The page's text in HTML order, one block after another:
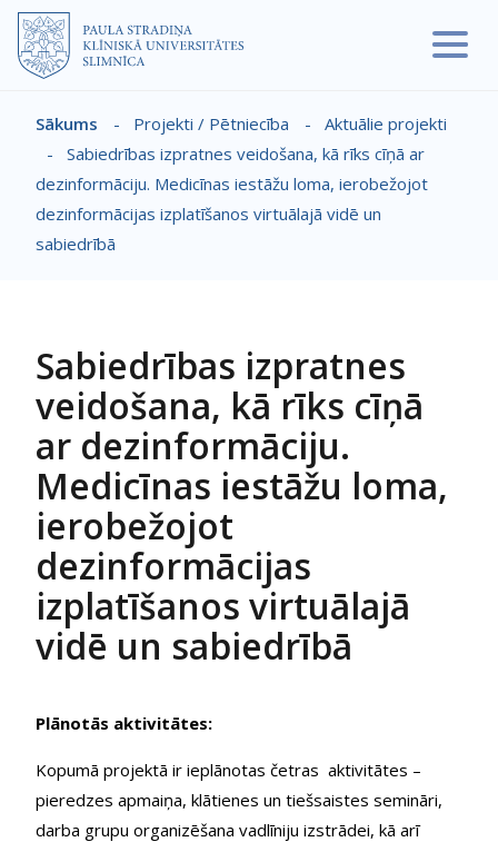
Pārlekt uz galveno saturu
Atpakaļceļš
Sākums - Projekti / Pētniecība -
Aktuālie projekti
-
Sabiedrības izpratnes veidošana, kā rīks cīņā ar
dezinformāciju. Medicīnas iestāžu loma, ierobežojot
dezinformācijas izplatīšanos virtuālajā vidē un
sabiedrībā
Sabiedrības izpratnes
veidošana, kā rīks cīņā
ar dezinformāciju.
Medicīnas iestāžu loma,
ierobežojot
dezinformācijas
izplatīšanos virtuālajā
vidē un sabiedrībā
Plānotās aktivitātes:
Kopumā projektā ir ieplānotas četras aktivitātes –
pieredzes apmaiņa, klātienes un tiešsaistes semināri,
darba grupu organizēšana vadlīniju izstrādei, kā arī